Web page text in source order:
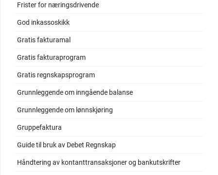
Frister for næringsdrivende
God inkassoskikk
Gratis fakturamal
Gratis fakturaprogram
Gratis regnskapsprogram
Grunnleggende om inngående balanse
Grunnleggende om lønnskjøring
Gruppefaktura
Guide til bruk av Debet Regnskap
Håndtering av kontanttransaksjoner og bankutskrifter